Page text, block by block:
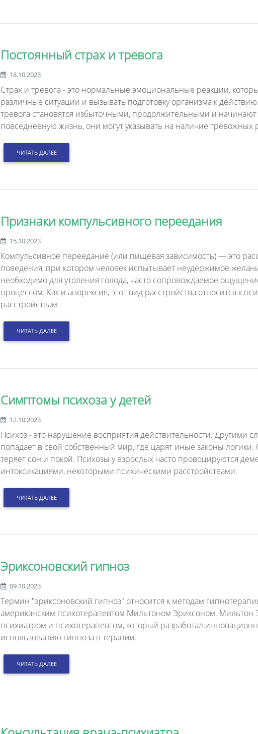
Постоянный страх и тревога
18.10.2023
Страх и тревога - это нормальные эмоциональные реакции,
различные ситуации и вызывать подготовку организма к
тревога становятся избыточными, продолжительными и
повседневную жизнь, они могут указывать на наличие тревожных
ЧИТАТЬ ДАЛЕЕ
Признаки компульсивного переедания
15.10.2023
Компульсивное переедание (или пищевая зависимость) — это
поведения, при котором человек испытывает неудержимое
необходимо для утоления голода, часто сопровождаемое
процессом. Как и анорексия, этот вид расстройства относится к
расстройствам.
ЧИТАТЬ ДАЛЕЕ
Симптомы психоза у детей
12.10.2023
Психоз - это нарушение восприятия действительности. Другими
попадает в свой собственный мир, где царят иные законы логики.
теряет сон и покой. Психозы у взрослых часто провоцируются
интоксикациями, некоторыми психическими расстройствами.
ЧИТАТЬ ДАЛЕЕ
Эриксоновский гипноз
09.10.2023
Термин "эриксоновский гипноз" относится к методам
американским психотерапевтом Мильтоном Эриксоном. Мильтон
психиатром и психотерапевтом, который разработал
использованию гипноза в терапии.
ЧИТАТЬ ДАЛЕЕ